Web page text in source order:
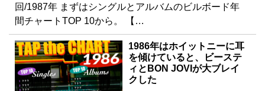
回/1987年 まずはシングルとアルバムのビルボード年
間チャートTOP 10から。 【…
1986年はホイットニーに耳
を傾けていると、ビーステ
ィとBON JOVIが大ブレイ
クした